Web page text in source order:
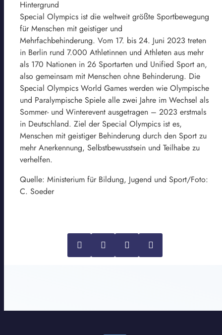
Hintergrund
Special Olympics ist die weltweit größte Sportbewegung
für Menschen mit geistiger und
Mehrfachbehinderung. Vom 17. bis 24. Juni 2023 treten
in Berlin rund 7.000 Athletinnen und Athleten aus mehr
als 170 Nationen in 26 Sportarten und Unified Sport an,
also gemeinsam mit Menschen ohne Behinderung. Die
Special Olympics World Games werden wie Olympische
und Paralympische Spiele alle zwei Jahre im Wechsel als
Sommer- und Winterevent ausgetragen – 2023 erstmals
in Deutschland. Ziel der Special Olympics ist es,
Menschen mit geistiger Behinderung durch den Sport zu
mehr Anerkennung, Selbstbewusstsein und Teilhabe zu
verhelfen.
Quelle: Ministerium für Bildung, Jugend und Sport/Foto:
C. Soeder